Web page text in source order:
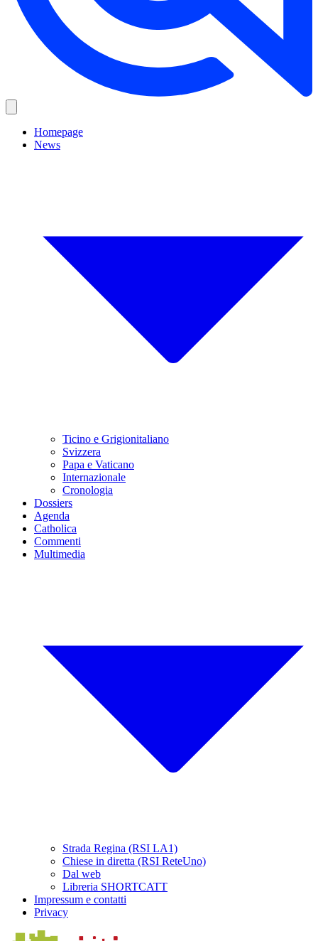
Homepage
News
Ticino e Grigionitaliano
Svizzera
Papa e Vaticano
Internazionale
Cronologia
Dossiers
Agenda
Catholica
Commenti
Multimedia
Strada Regina (RSI LA1)
Chiese in diretta (RSI ReteUno)
Dal web
Libreria SHORTCATT
Impressum e contatti
Privacy